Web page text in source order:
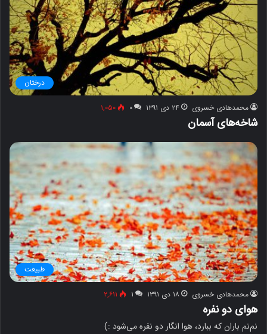
درختان
محمدهادی خسروی ۲۴ دی ۱۳۹۱ ۰ ۱,۰۵۰
شاخه‌های آسمان
طبیعت
محمدهادی خسروی ۱۸ دی ۱۳۹۱ ۱ ۲,۶۱۱
هوای دو نفره
نم‌نم باران که ببارد، هوا انگار دو نفره می‌شود :)